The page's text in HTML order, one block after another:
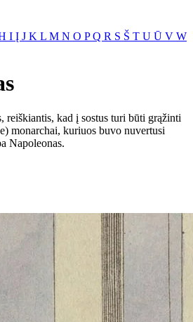
I Į J K L M N O PQ R S Š T U Ū V W
reiškiantis, kad į sostus turi būti grąžinti
monarchai, kuriuos buvo nuvertusi
Napoleonas.